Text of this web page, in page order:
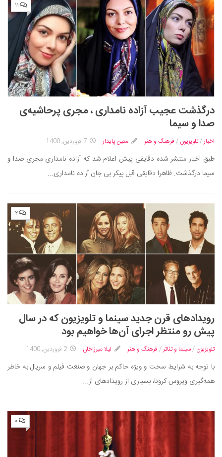
۱۱
درگذشت عجیب آزاده نامداری ، مجری پرحاشیه‌ی
صدا و سیما
اخبار/تلویزیون / فرهنگ و هنر متین پایدار 7 فروردین, 1400
طبق اخبار منتشر شده دقایقی پیش اعلام شد که آزاده نامداری مجری صدا و
سیما درگذشت. ظاهرا دقایقی قبل پیکر بی جان آزاده نامداری...
۲
رویدادهای قرن جدید سینما و تلویزیون که در سال
پیش رو منتظر اجرای آن‌ها خواهیم بود
تلویزیون /سینما و تئاتر / فرهنگ و هنر لیلا میرزاخان 2 فروردین, 1400
با توجه به شرایط سخت و ویژه حاکم بر جهان و صنعت فیلم و سریال به خاطر
همه‌گیری ویروس کرونا، بسیاری از رویدادهای از...
۰